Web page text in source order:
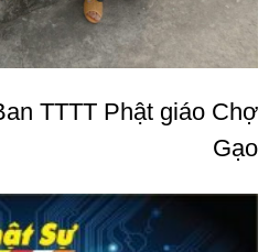
TTTT Phật giáo Chợ
Gạo